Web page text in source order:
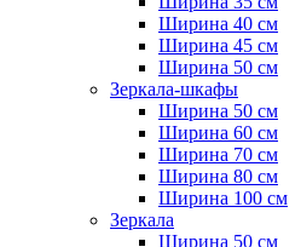
Ширина 40 см
Ширина 45 см
Ширина 50 см
Зеркала-шкафы
Ширина 50 см
Ширина 60 см
Ширина 70 см
Ширина 80 см
Ширина 100 см
Зеркала
Ширина 50 см